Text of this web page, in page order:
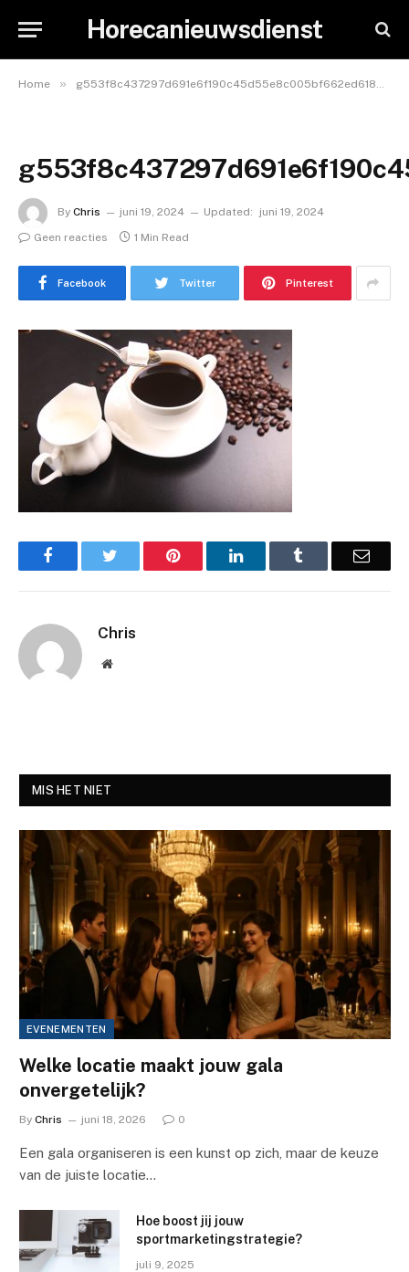
Horecanieuwsdienst
Home » g553f8c437297d691e6f190c45d55e8c005bf662ed6183c58a254724604054cc3b943ad9639ea978db79ba49b6f3168bf_640
By Chris juni 19, 2024 Updated:
juni 19, 2024
Geen reacties
1 Min Read
Facebook Twitter Pinterest
Facebook Pinterest LinkedIn Email
Chris
Website
MIS HET NIET
EVENEMENTEN
Welke locatie maakt jouw gala
onvergetelijk?
By Chris juni 18, 2026 0
Een gala organiseren is een kunst op zich, maar de keuze
van de juiste locatie…
Hoe boost jij jouw
sportmarketingstrategie?
juli 9, 2025